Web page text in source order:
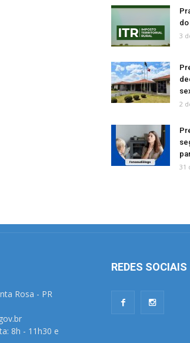
do
3
2
31
Rosa - PR
8h - 11h30 e
REDES SOCIAIS